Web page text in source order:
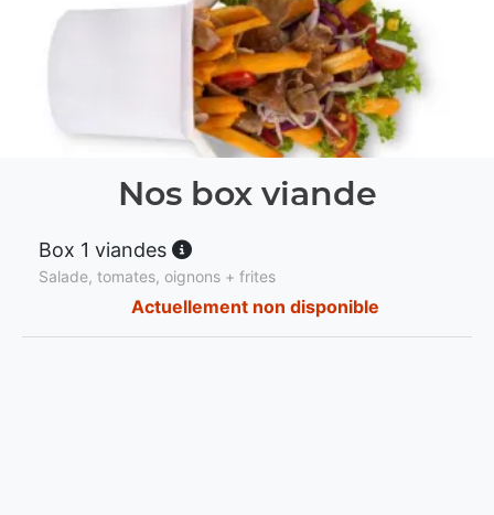
Nos box viande
Box 1 viandes
Salade, tomates, oignons + frites
Actuellement non disponible